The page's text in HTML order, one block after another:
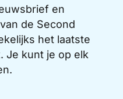
en
de Second
het laatste
Je kunt je op elk